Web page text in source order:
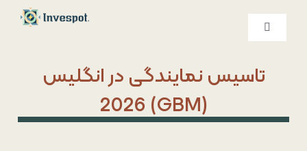
Skip
کنترلر
تاسیس نمایندگی در انگلیس
(GBM) 2026